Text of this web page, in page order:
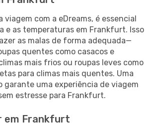
viagem com a eDreams, é essencial
e as temperaturas em Frankfurt. Isso
as malas de forma adequada—
quentes como casacos e
mais frios ou roupas leves como
para climas mais quentes. Uma
garante uma experiência de viagem
estresse para Frankfurt.
em Frankfurt